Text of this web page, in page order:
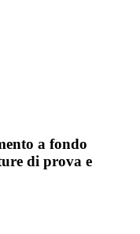
a fondo
di prova e